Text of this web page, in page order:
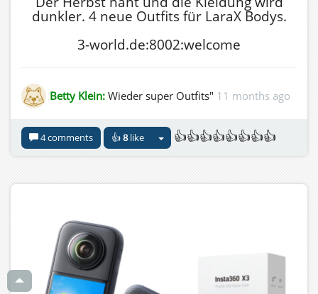
dunkler. 4 neue Outfits für LaraX Bodys.
3-world.de:8002:welcome
Betty Klein: Wieder super Outfits" 11 months ago
4 comments 👍8like 👍👍👍👍👍👍👍👍